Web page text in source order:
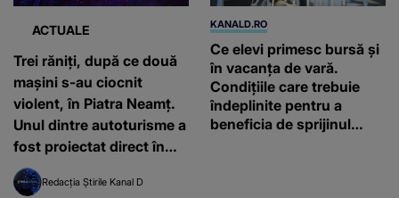
ACTUALE
Trei răniți, după ce două
mașini s-au ciocnit
violent, în Piatra Neamț.
Unul dintre autoturisme a
fost proiectat direct în
scara unui bloc
Redacția Știrile Kanal D
KANALD.RO
Ce elevi primesc bursă și
în vacanța de vară.
Condițiile care trebuie
îndeplinite pentru a
beneficia de sprijinul